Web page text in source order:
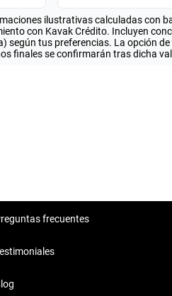
ilustrativas calculadas con
con Kavak Crédito. Incluyen
según tus preferencias. La opción
finales se confirmarán tras dicha
frecuentes